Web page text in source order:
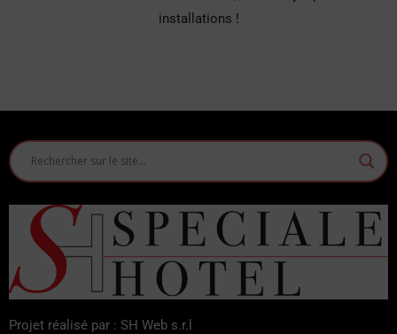
des hôtels 2-3 étoiles, des hôtels de luxe, des hôtels avec
organise des cours d'été de mosaïque et attire chaque année
l'un des arts anciens les plus précieux que notre culture
romano-byzantine nous a laissés.
installations !
Projet réalisé par : SH Web s.r.l